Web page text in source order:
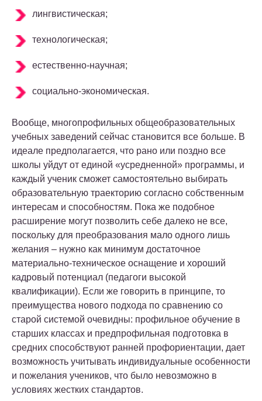
лингвистическая;
технологическая;
естественно-научная;
социально-экономическая.
Вообще, многопрофильных общеобразовательных
учебных заведений сейчас становится все больше. В
идеале предполагается, что рано или поздно все
школы уйдут от единой «усредненной» программы, и
каждый ученик сможет самостоятельно выбирать
образовательную траекторию согласно собственным
интересам и способностям. Пока же подобное
расширение могут позволить себе далеко не все,
поскольку для преобразования мало одного лишь
желания – нужно как минимум достаточное
материально-техническое оснащение и хороший
кадровый потенциал (педагоги высокой
квалификации). Если же говорить в принципе, то
преимущества нового подхода по сравнению со
старой системой очевидны: профильное обучение в
старших классах и предпрофильная подготовка в
средних способствуют ранней профориентации, дает
возможность учитывать индивидуальные особенности
и пожелания учеников, что было невозможно в
условиях жестких стандартов.